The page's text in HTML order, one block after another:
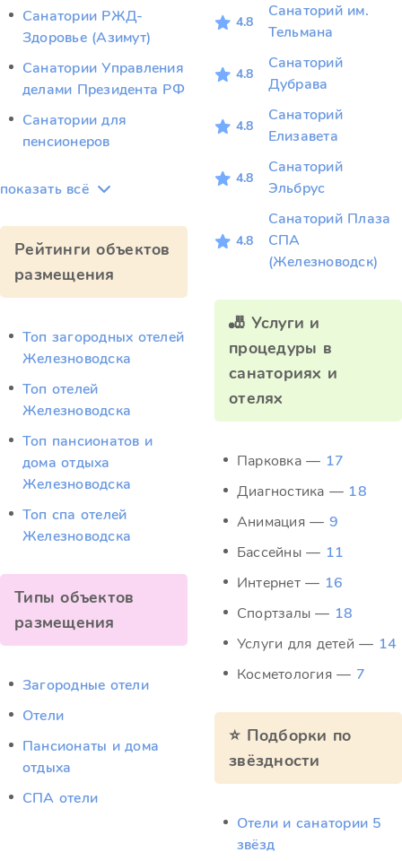
Санатории РЖД-
Здоровье (Азимут)
Санатории Управления
делами Президента РФ
Санатории для
пенсионеров
показать всё
Рейтинги объектов
размещения
Топ загородных отелей
Железноводска
Топ отелей
Железноводска
Топ пансионатов и
дома отдыха
Железноводска
Топ спа отелей
Железноводска
Типы объектов
размещения
Загородные отели
Отели
Пансионаты и дома
отдыха
СПА отели
4.8
Санаторий им.
Тельмана
4.8
Санаторий
Дубрава
4.8
Санаторий
Елизавета
4.8
Санаторий
Эльбрус
4.8
Санаторий Плаза
СПА
(Железноводск)
🎳 Услуги и
процедуры в
санаториях и
отелях
Парковка — 17
Диагностика — 18
Анимация — 9
Бассейны — 11
Интернет — 16
Спортзалы — 18
Услуги для детей — 14
Косметология — 7
⭐ Подборки по
звёздности
Отели и санатории 5
звёзд